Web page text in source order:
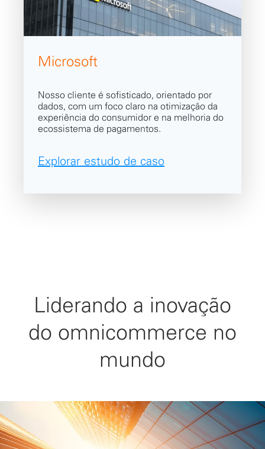
Microsoft
Nosso cliente é sofisticado, orientado por
dados, com um foco claro na otimização da
experiência do consumidor e na melhoria do
ecossistema de pagamentos.
Explorar estudo de caso
Liderando a inovação
do omnicommerce no
mundo